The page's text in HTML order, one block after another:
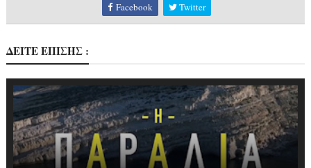
Facebook Twitter
ΔΕΙΤΕ ΕΠΙΣΗΣ :